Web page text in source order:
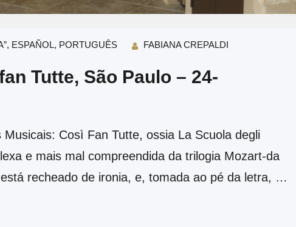
, ESPAÑOL, PORTUGUÊS FABIANA CREPALDI
Tutte, São Paulo – 24-
Così Fan Tutte, ossia La Scuola degli
e mais mal compreendida da trilogia Mozart-da
recheado de ironia, e, tomada ao pé da letra, a